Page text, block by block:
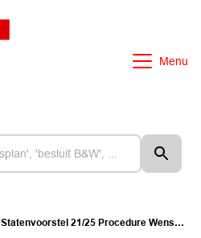
Menu
Statenvoorstel 21/25 Procedure Wensen en Bedenkingen voor de verlenging van het innovatiefonds Brabant